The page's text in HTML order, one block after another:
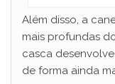
Além disso, a
mais profundas
casca
de forma ainda